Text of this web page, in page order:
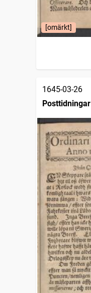
[omärkt]
1645-03-26
Posttidningar